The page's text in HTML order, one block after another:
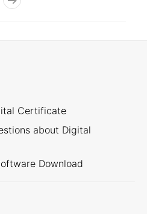
Certificate
about Digital
Download